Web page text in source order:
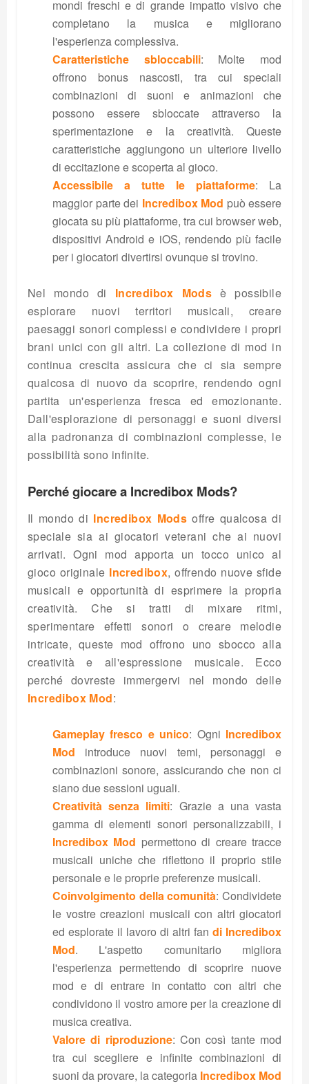
mondi freschi e di grande impatto visivo che
completano la musica e migliorano
l'esperienza complessiva.
Caratteristiche sbloccabili: Molte mod
offrono bonus nascosti, tra cui speciali
combinazioni di suoni e animazioni che
possono essere sbloccate attraverso la
sperimentazione e la creatività. Queste
caratteristiche aggiungono un ulteriore livello
di eccitazione e scoperta al gioco.
Accessibile a tutte le piattaforme: La
maggior parte dei Incredibox Mod può essere
giocata su più piattaforme, tra cui browser web,
dispositivi Android e iOS, rendendo più facile
per i giocatori divertirsi ovunque si trovino.
Nel mondo di Incredibox Mods è possibile
esplorare nuovi territori musicali, creare
paesaggi sonori complessi e condividere i propri
brani unici con gli altri. La collezione di mod in
continua crescita assicura che ci sia sempre
qualcosa di nuovo da scoprire, rendendo ogni
partita un'esperienza fresca ed emozionante.
Dall'esplorazione di personaggi e suoni diversi
alla padronanza di combinazioni complesse, le
possibilità sono infinite.
Perché giocare a Incredibox Mods?
Il mondo di Incredibox Mods offre qualcosa di
speciale sia ai giocatori veterani che ai nuovi
arrivati. Ogni mod apporta un tocco unico al
gioco originale Incredibox, offrendo nuove sfide
musicali e opportunità di esprimere la propria
creatività. Che si tratti di mixare ritmi,
sperimentare effetti sonori o creare melodie
intricate, queste mod offrono uno sbocco alla
creatività e all'espressione musicale. Ecco
perché dovreste immergervi nel mondo delle
Incredibox Mod:
Gameplay fresco e unico: Ogni Incredibox
Mod introduce nuovi temi, personaggi e
combinazioni sonore, assicurando che non ci
siano due sessioni uguali.
Creatività senza limiti: Grazie a una vasta
gamma di elementi sonori personalizzabili, i
Incredibox Mod permettono di creare tracce
musicali uniche che riflettono il proprio stile
personale e le proprie preferenze musicali.
Coinvolgimento della comunità: Condividete
le vostre creazioni musicali con altri giocatori
ed esplorate il lavoro di altri fan di Incredibox
Mod. L'aspetto comunitario migliora
l'esperienza permettendo di scoprire nuove
mod e di entrare in contatto con altri che
condividono il vostro amore per la creazione di
musica creativa.
Valore di riproduzione: Con così tante mod
tra cui scegliere e infinite combinazioni di
suoni da provare, la categoria Incredibox Mod